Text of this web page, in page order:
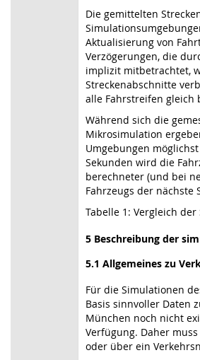
Die gemittelten
Aktualisierung von
Verzögerungen, die
implizit mitbetrachtet,
Streckenabschnitte
alle Fahrstreifen gleich
Während sich die
Mikrosimulation
Umgebungen
Sekunden wird die
berechneter (und bei
Fahrzeugs der
Tabelle 1: Vergleich
5 Beschreibung der
5.1 Allgemeines zu
Für die Simulationen
Basis sinnvoller Daten
München noch nicht
Verfügung. Daher
oder über ein